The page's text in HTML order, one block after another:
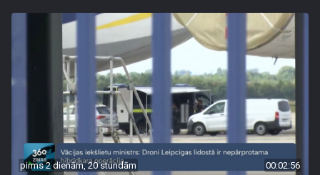
pirms 2 dienām, 20 stundām 00:02:56